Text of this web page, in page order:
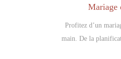
Mariage
Profitez d’un
main. De la